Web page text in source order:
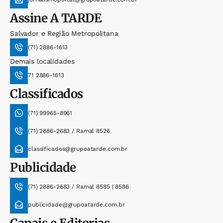
AssineA TARDE
Salvador e Região Metropolitana
(71) 2886-1613
Demais localidades
71 2886-1613
Classificados
(71) 99965-8961
(71) 2886-2683 / Ramal 8526
classificados@grupoatarde.com.br
Publicidade
(71) 2886-2683 / Ramal 8585 | 8586
publicidade@grupoatarde.com.br